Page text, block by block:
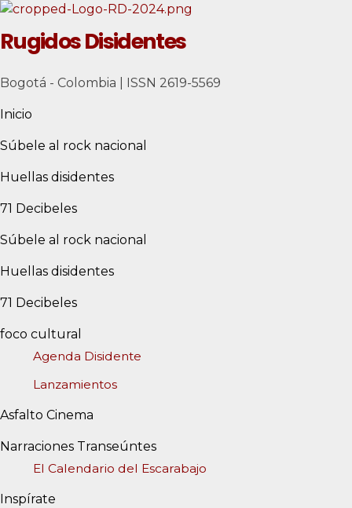
Rugidos Disidentes
Bogotá - Colombia | ISSN 2619-5569
Inicio
Súbele al rock nacional
Huellas disidentes
71 Decibeles
Súbele al rock nacional
Huellas disidentes
71 Decibeles
foco cultural
Agenda Disidente
Lanzamientos
Asfalto Cinema
Narraciones Transeúntes
El Calendario del Escarabajo
Inspírate